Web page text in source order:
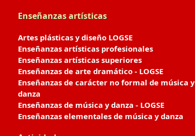
Enseñanzas artísticas
Artes plásticas y diseño LOGSE
Enseñanzas artísticas profesionales
Enseñanzas artísticas superiores
Enseñanzas de arte dramático - LOGSE
Enseñanzas de carácter no formal de música y
danza
Enseñanzas de música y danza - LOGSE
Enseñanzas elementales de música y danza